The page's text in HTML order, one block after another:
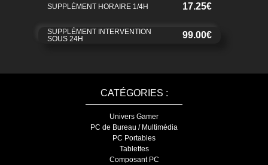
SUPPLÉMENT HORAIRE 1/4H 17.25€
SUPPLÉMENT INTERVENTION
SOUS 24H
99.00€
CATÉGORIES :
Univers Gamer
PC de Bureau / Multimédia
PC Portables
Tablettes
Composant PC